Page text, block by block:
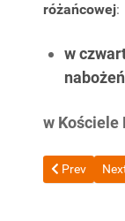
różańcowej:
w
w Kościele
Previous
Prev